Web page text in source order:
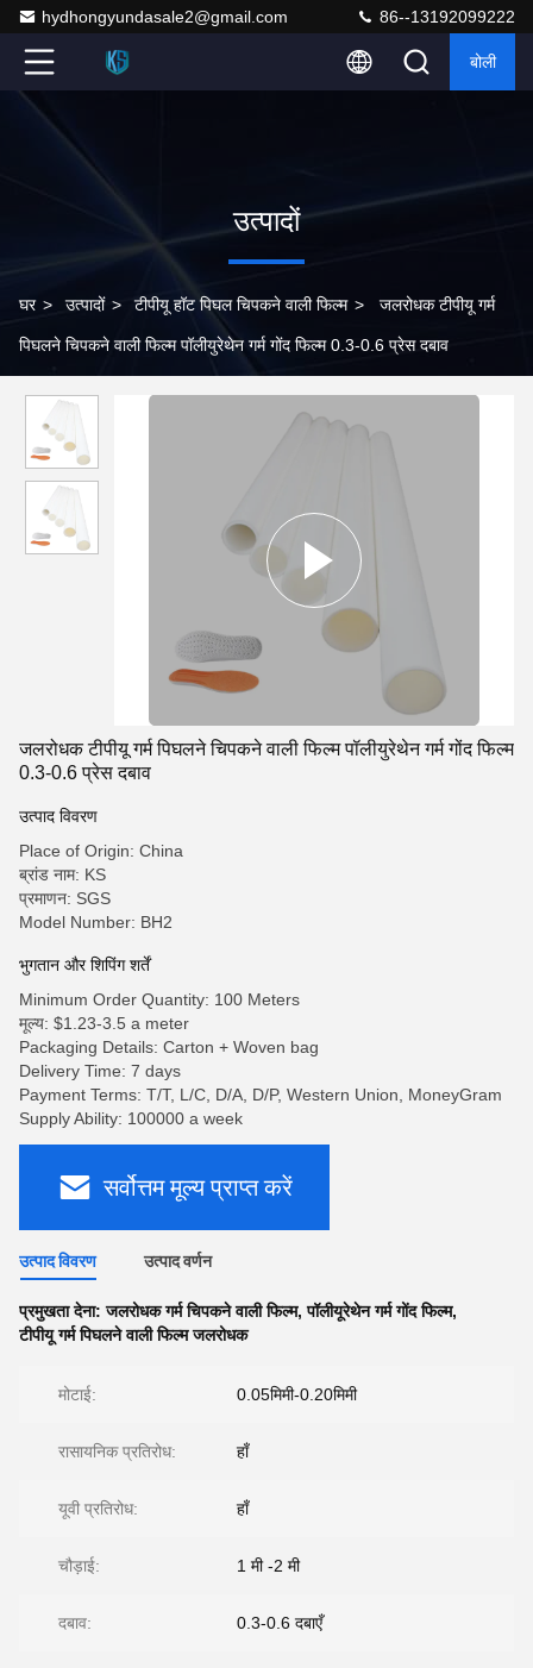
hydhongyundasale2@gmail.com 86--13192099222
बोली
उत्पादों
घर > उत्पादों > टीपीयू हॉट पिघल चिपकने वाली फिल्म > जलरोधक टीपीयू गर्म
पिघलने चिपकने वाली फिल्म पॉलीयुरेथेन गर्म गोंद फिल्म 0.3-0.6 प्रेस दबाव
जलरोधक टीपीयू गर्म पिघलने चिपकने वाली फिल्म पॉलीयुरेथेन गर्म गोंद फिल्म
0.3-0.6 प्रेस दबाव
उत्पाद विवरण
Place of Origin: China
ब्रांड नाम: KS
प्रमाणन: SGS
Model Number: BH2
भुगतान और शिपिंग शर्तें
Minimum Order Quantity: 100 Meters
मूल्य: $1.23-3.5 a meter
Packaging Details: Carton + Woven bag
Delivery Time: 7 days
Payment Terms: T/T, L/C, D/A, D/P, Western Union, MoneyGram
Supply Ability: 100000 a week
सर्वोत्तम मूल्य प्राप्त करें
उत्पाद विवरण उत्पाद वर्णन
प्रमुखता देना:जलरोधक गर्म चिपकने वाली फिल्म,पॉलीयूरेथेन गर्म गोंद फिल्म,
टीपीयू गर्म पिघलने वाली फिल्म जलरोधक
मोटाई: 0.05मिमी-0.20मिमी
रासायनिक प्रतिरोध: हाँ
यूवी प्रतिरोध: हाँ
चौड़ाई: 1 मी -2 मी
दबाव: 0.3-0.6 दबाएँ